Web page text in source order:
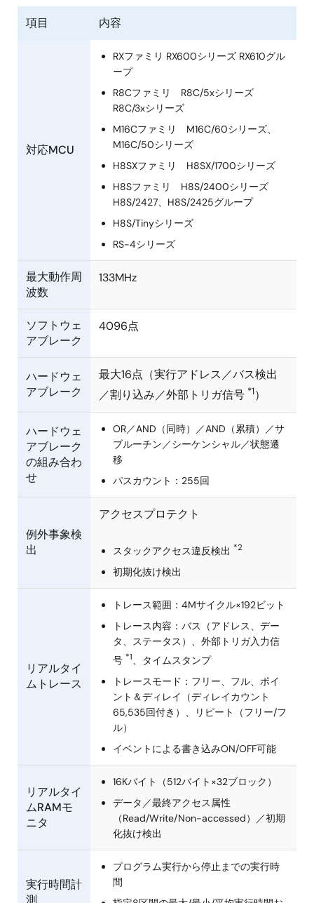
項目 内容
対応MCU
RXファミリ RX600シリーズ RX610グル
ープ
R8Cファミリ R8C/5xシリーズ
R8C/3xシリーズ
M16Cファミリ M16C/60シリーズ、
M16C/50シリーズ
H8SXファミリ H8SX/1700シリーズ
H8Sファミリ H8S/2400シリーズ
H8S/2427、H8S/2425グループ
H8S/Tinyシリーズ
RS-4シリーズ
最大動作周
波数
133MHz
ソフトウェ
アブレーク
4096点
ハードウェ
アブレーク
最大16点（実行アドレス／バス検出
／割り込み／外部トリガ信号 *1）
ハードウェ
アブレーク
の組み合わ
せ
OR／AND（同時）／AND（累積）／サ
ブルーチン／シーケンシャル／状態遷
移
パスカウント：255回
例外事象検
出
アクセスプロテクト
スタックアクセス違反検出 *2
初期化抜け検出
リアルタイ
ムトレース
トレース範囲：4Mサイクル×192ビット
トレース内容：バス（アドレス、デー
タ、ステータス）、外部トリガ入力信
号 *1、タイムスタンプ
トレースモード：フリー、フル、ポイ
ント＆ディレイ（ディレイカウント
65,535回付き）、リピート（フリー/フ
ル）
イベントによる書き込みON/OFF可能
リアルタイ
ムRAMモ
ニタ
16Kバイト（512バイト×32ブロック）
データ／最終アクセス属性
（Read/Write/Non-accessed）／初期
化抜け検出
実行時間計
測
プログラム実行から停止までの実行時
間